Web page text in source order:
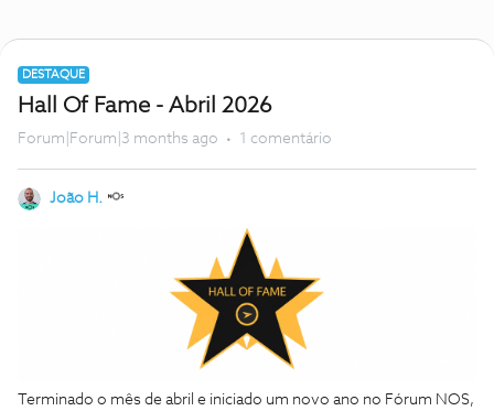
DESTAQUE
Hall Of Fame - Abril 2026
Forum|Forum|3 months ago 1 comentário
João H.
Terminado o mês de abril e iniciado um novo ano no Fórum NOS,